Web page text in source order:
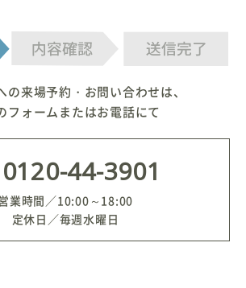
新築住宅お問合せ
の来場予約・お問い合わせは、
フォームまたはお電話にて
0120-44-3901
業時間
10:00～18:00
定休日
毎週水曜日